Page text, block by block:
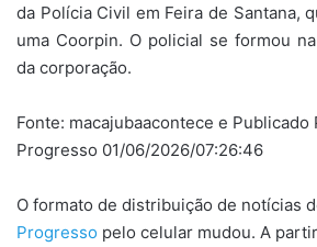
da Polícia Civil em Feira de Santana,
uma Coorpin. O policial se formou
da corporação.
Fonte: macajubaacontece e Publicado
Progresso 01/06/2026/07:26:46
O formato de distribuição de notícias
Progresso pelo celular mudou. A